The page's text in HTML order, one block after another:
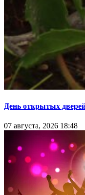
День открытых
07 августа, 2026 18:48